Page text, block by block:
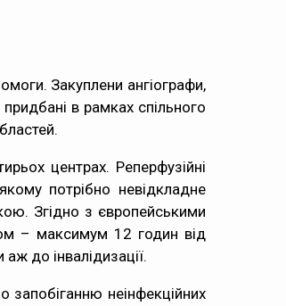
Закуплени ангіографи,
в рамках спільного
центрах. Реперфузійні
потрібно невідкладне
Згідно з європейськими
– максимум 12 годин від
до інвалідизації.
неінфекційних